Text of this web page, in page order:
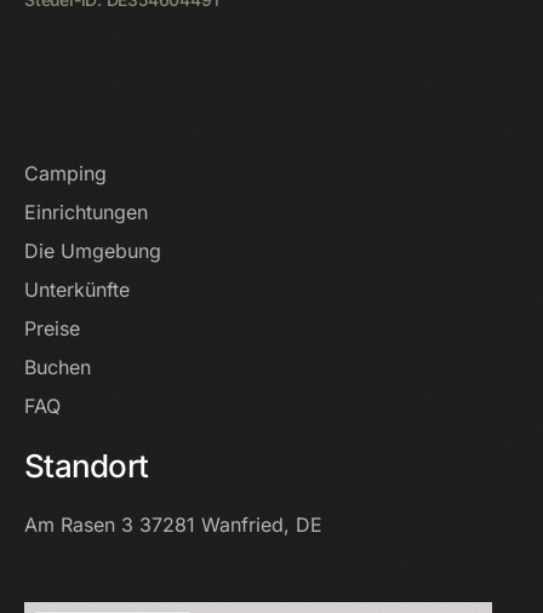
Camping
Einrichtungen
Die Umgebung
Unterkünfte
Preise
Buchen
FAQ
Standort
Am Rasen 3 37281 Wanfried, DE